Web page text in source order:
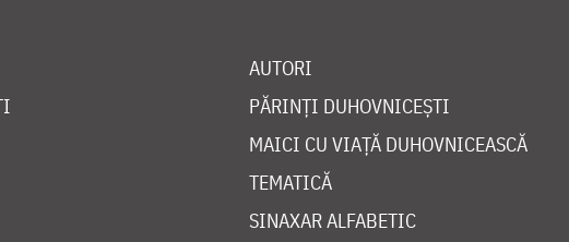
AUTORI
PĂRINȚI DUHOVNICEȘTI
MAICI CU VIAȚĂ DUHOVNICEASCĂ
TEMATICĂ
SINAXAR ALFABETIC